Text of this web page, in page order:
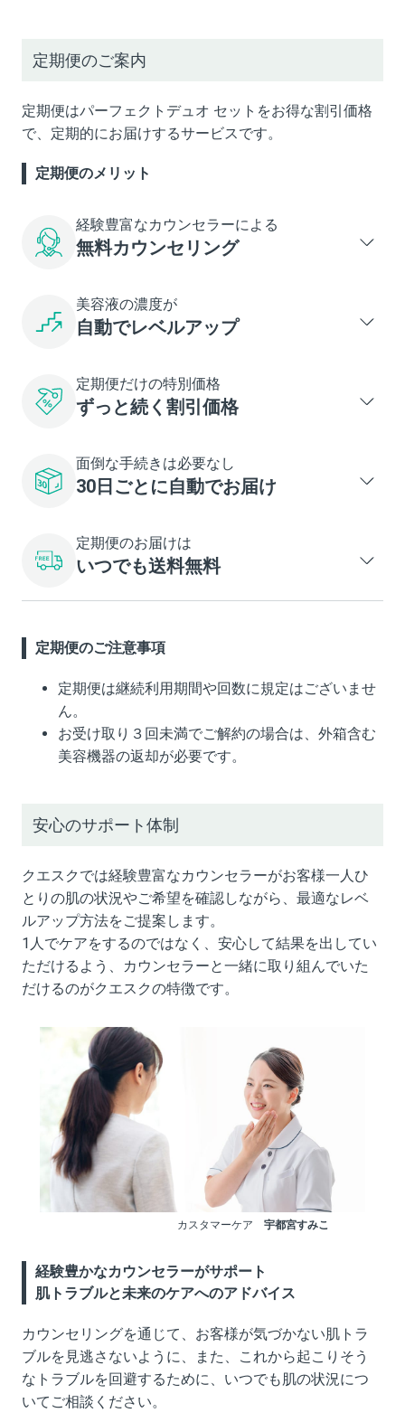
定期便のご案内
定期便はパーフェクトデュオ セットをお得な割引価格
で、定期的にお届けするサービスです。
定期便のメリット
経験豊富なカウンセラーによる
無料カウンセリング
美容液の濃度が
自動でレベルアップ
定期便だけの特別価格
ずっと続く割引価格
面倒な手続きは必要なし
30日ごとに自動でお届け
定期便のお届けは
いつでも送料無料
定期便のご注意事項
定期便は継続利用期間や回数に規定はございませ
ん。
お受け取り３回未満でご解約の場合は、外箱含む
美容機器の返却が必要です。
安心のサポート体制
カスタマーケア 宇都宮すみこ
クエスクでは経験豊富なカウンセラーがお客様一人ひ
とりの肌の状況やご希望を確認しながら、最適なレベ
ルアップ方法をご提案します。
1人でケアをするのではなく、安心して結果を出してい
ただけるよう、カウンセラーと一緒に取り組んでいた
だけるのがクエスクの特徴です。
経験豊かなカウンセラーがサポート
肌トラブルと未来のケアへのアドバイス
カウンセリングを通じて、お客様が気づかない肌トラ
ブルを見逃さないように、また、これから起こりそう
なトラブルを回避するために、いつでも肌の状況につ
いてご相談ください。